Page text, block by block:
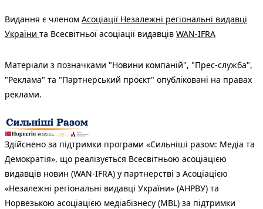
Видання є членом Асоціації Незалежні регіональні видавці
України та Всесвітньої асоціації видавців WAN-IFRA
Матеріали з позначками "Новини компаній", "Прес-служба",
"Реклама" та "Партнерський проєкт" опубліковані на правах
реклами.
Здійснено за підтримки програми «Сильніші разом: Медіа та
Демократія», що реалізується Всесвітньою асоціацією
видавців новин (WAN-IFRA) у партнерстві з Асоціацією
«Незалежні регіональні видавці України» (АНРВУ) та
Норвезькою асоціацією медіабізнесу (MBL) за підтримки